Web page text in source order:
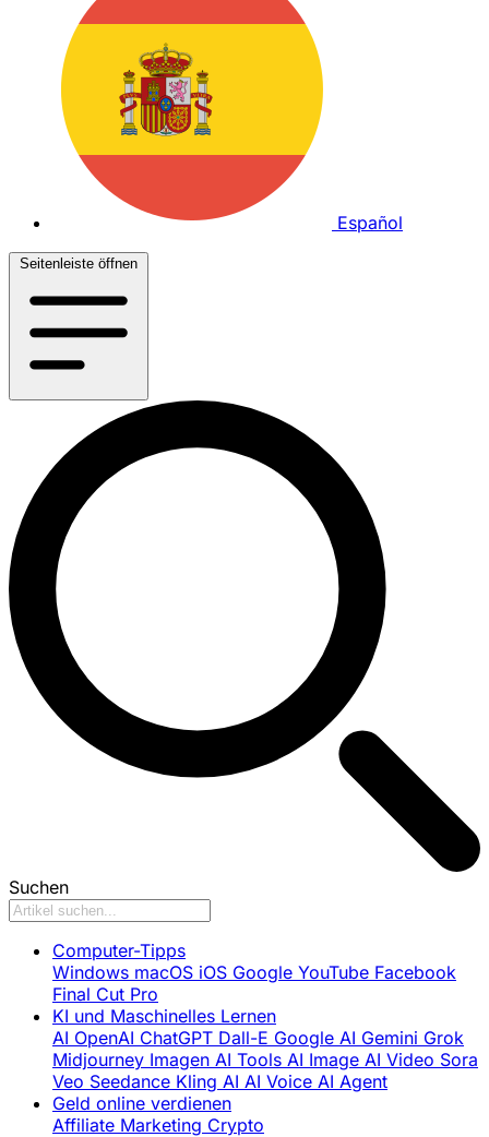
Español
Seitenleiste öffnen
Suchen
Computer-Tipps
Windows macOS iOS Google YouTube Facebook
Final Cut Pro
KI und Maschinelles Lernen
AI OpenAI ChatGPT Dall-E Google AI Gemini Grok
Midjourney Imagen AI Tools AI Image AI Video Sora
Veo Seedance Kling AI AI Voice AI Agent
Geld online verdienen
Affiliate Marketing Crypto